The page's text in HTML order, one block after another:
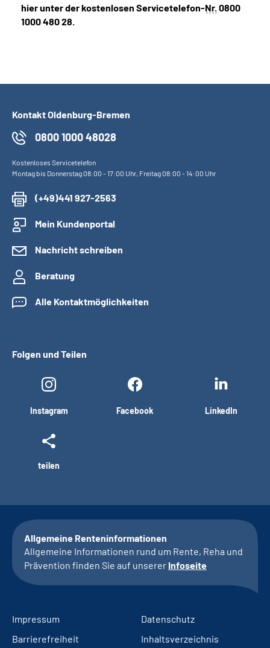
hier unter der kostenlosen Servicetelefon-Nr.0800
1000 480 28.
Kontakt Oldenburg-Bremen
0800 1000 48028
Kostenloses Servicetelefon
Montag bis Donnerstag 08:00 - 17:00 Uhr, Freitag 08:00 - 14:00 Uhr
(+49)441 927-2563
Mein Kundenportal
Nachricht schreiben
Beratung
Alle Kontaktmöglichkeiten
Folgen und Teilen
Instagram Facebook LinkedIn
teilen
Allgemeine Renteninformationen
Allgemeine Informationen rund um Rente, Reha und
Prävention finden Sie auf unserer Infoseite
Impressum
Datenschutz
Barrierefreiheit
Inhaltsverzeichnis